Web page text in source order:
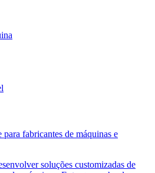
fabricantes de máquinas e
soluções customizadas de